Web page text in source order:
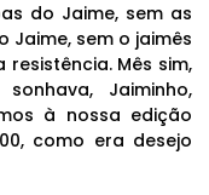
do Jaime, sem as
Jaime, sem o jaimês
Mês sim,
Jaiminho,
à nossa edição
como era desejo